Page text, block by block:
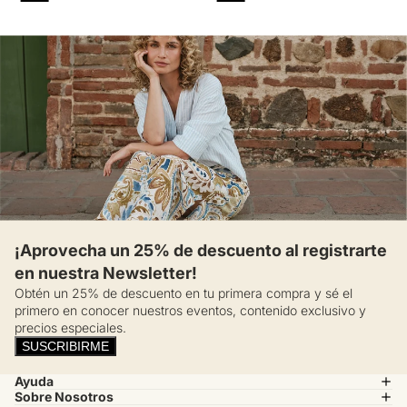
¡Aprovecha un 25% de descuento al registrarte
en nuestra Newsletter!
Obtén un 25% de descuento en tu primera compra y sé el
primero en conocer nuestros eventos, contenido exclusivo y
precios especiales.
SUSCRIBIRME
Ayuda
Sobre Nosotros